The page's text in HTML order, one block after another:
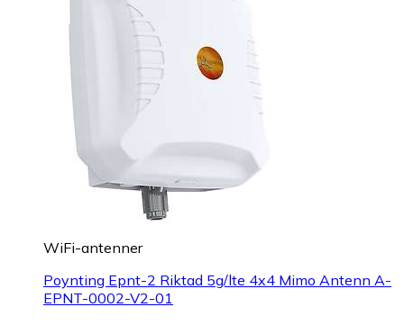
WiFi-antenner
Poynting Epnt-2 Riktad 5g/lte 4x4 Mimo Antenn A-
EPNT-0002-V2-01